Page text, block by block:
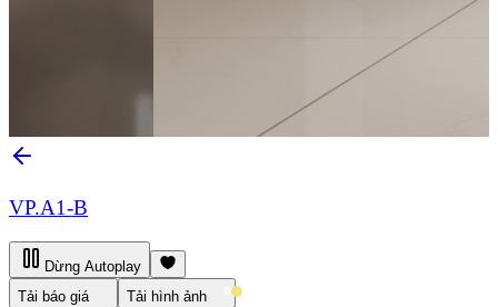
VP.A1-B
Dừng Autoplay
Tải báo giá
Tải hình ảnh